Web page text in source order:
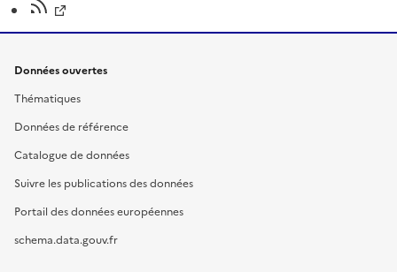
Données ouvertes
Thématiques
Données de référence
Catalogue de données
Suivre les publications des données
Portail des données européennes
schema.data.gouv.fr